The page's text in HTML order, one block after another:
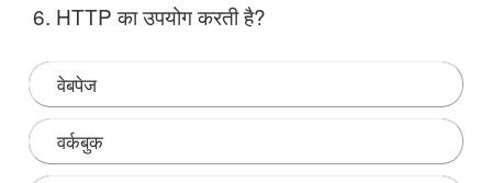
6. HTTP का उपयोग करती है?
वेबपेज
वर्कबुक